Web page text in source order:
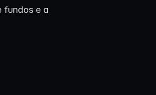
fundos e a